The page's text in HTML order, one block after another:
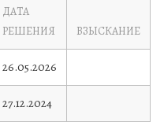
ДАТА
РЕШЕНИЯ
ВЗЫСКАНИЕ
26.05.2026
27.12.2024